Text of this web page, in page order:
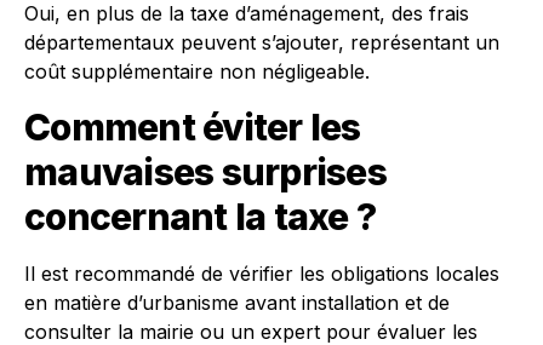
Oui, en plus de la taxe d’aménagement, des frais
départementaux peuvent s’ajouter, représentant un
coût supplémentaire non négligeable.
Comment éviter les
mauvaises surprises
concernant la taxe ?
Il est recommandé de vérifier les obligations locales
en matière d’urbanisme avant installation et de
consulter la mairie ou un expert pour évaluer les